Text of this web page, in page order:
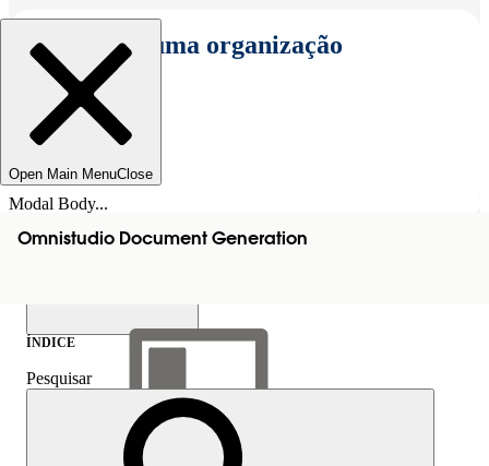
Selecionar uma organização
Open Main MenuClose
Modal Body...
Omnistudio Document Generation
ÍNDICE
Pesquisar